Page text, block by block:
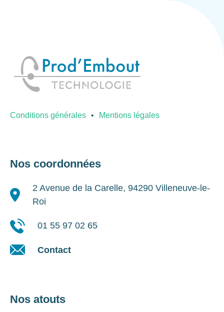
Conditions générales Mentions légales
Nos coordonnées
2 Avenue de la Carelle, 94290 Villeneuve-le-
Roi
01 55 97 02 65
Contact
Nos atouts